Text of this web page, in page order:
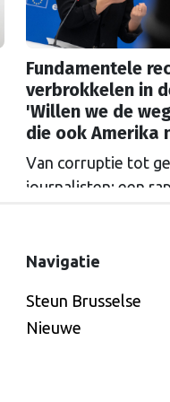
Fundamentele
verbrokkelen in
'Willen we de
die ook Amerika
Van corruptie tot
journalisten: een
EU steeds verder
voor wie die rechten
gelden, liepen de
Navigatie
Steun Brusselse
Nieuwe